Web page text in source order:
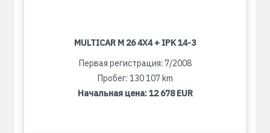
MULTICAR M 26 4X4 + IPK 14-3
Первая регистрация: 7/2008
Пробег: 130 107 km
Начальная цена:12 678 EUR